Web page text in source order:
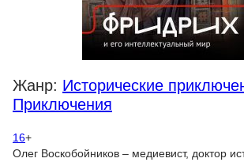
Жанр: Исторические
Приключения
16+
Олег Воскобойников – медиевист, доктор